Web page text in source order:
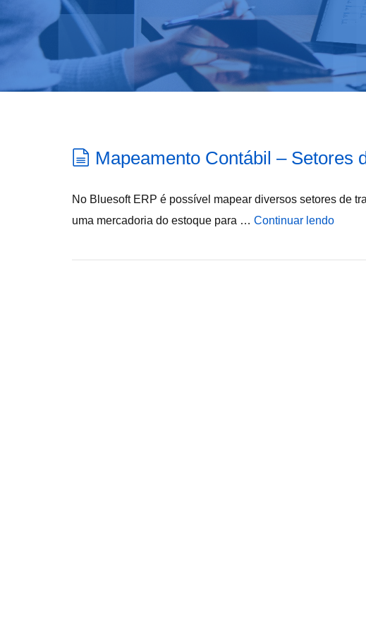
Mapeamento Contábil – Setores
No Bluesoft ERP é possível mapear diversos setores de
uma mercadoria do estoque para … Continuar lendo